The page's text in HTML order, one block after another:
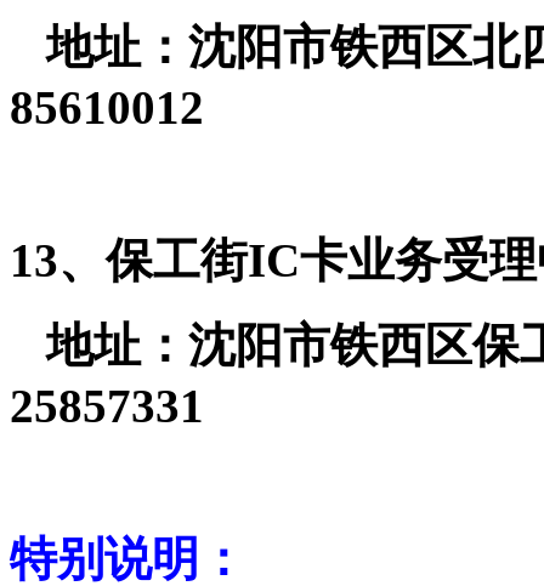
地址：沈阳市铁西区北
85610012
13、保工街IC卡业务受
地址：沈阳市铁西区保
25857331
特别说明：